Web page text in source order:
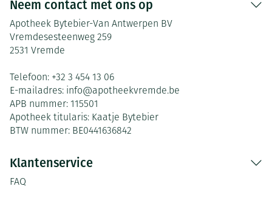
Neem contact met ons op
Apotheek Bytebier-Van Antwerpen BV
Vremdesesteenweg 259
2531 Vremde
Telefoon: +32 3 454 13 06
E-mailadres: info@apotheekvremde.be
APB nummer: 115501
Apotheek titularis: Kaatje Bytebier
BTW nummer: BE0441636842
Klantenservice
FAQ